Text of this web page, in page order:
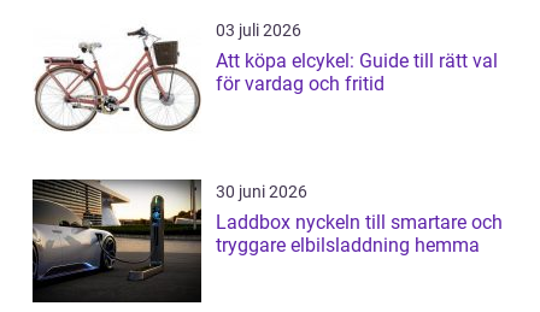
03 juli 2026
Att köpa elcykel: Guide till rätt val
för vardag och fritid
30 juni 2026
Laddbox nyckeln till smartare och
tryggare elbilsladdning hemma